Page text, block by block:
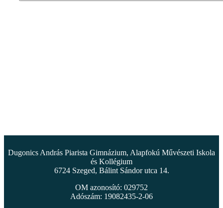
Dugonics András Piarista Gimnázium, Alapfokú Művészeti Iskola
és Kollégium
6724 Szeged, Bálint Sándor utca 14.
OM azonosító: 029752
Adószám: 19082435-2-06